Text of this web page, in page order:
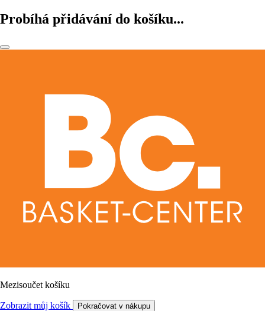
Probíhá přidávání do košíku...
Mezisoučet košíku
Zobrazit můj košík Pokračovat v nákupu